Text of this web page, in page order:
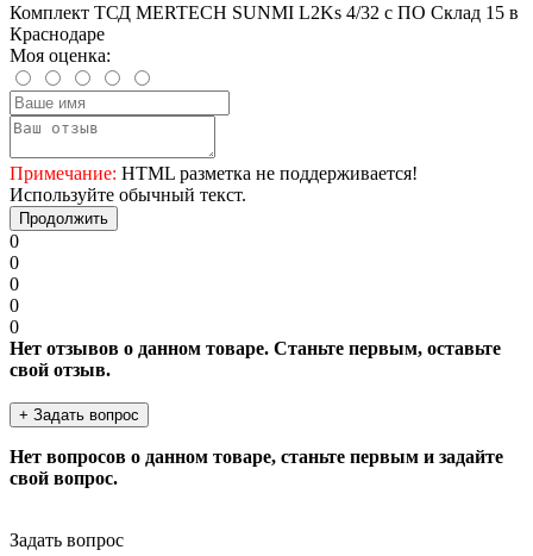
Комплект ТСД MERTECH SUNMI L2Ks 4/32 с ПО Склад 15 в
Краснодаре
Моя оценка:
Примечание: HTML разметка не поддерживается!
Используйте обычный текст.
Продолжить
0
0
0
0
0
Нет отзывов о данном товаре. Станьте первым, оставьте
свой отзыв.
+ Задать вопрос
Нет вопросов о данном товаре, станьте первым и задайте
свой вопрос.
Задать вопрос